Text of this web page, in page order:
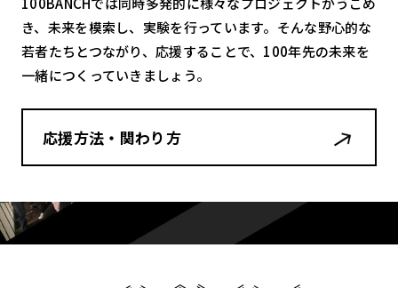
き、未来を模索し、実験を行っています。そんな野心的な
若者たちとつながり、応援することで、100年先の未来を
一緒につくっていきましょう。
応援方法・関わり方